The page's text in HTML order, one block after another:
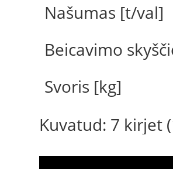
Našumas [t/val]
Beicavimo
Svoris [kg]
Kuvatud: 7 kirjet